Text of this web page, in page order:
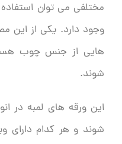
مختلفی می توان استفاده
وجود دارد. یکی از این
هایی از جنس چوب
شوند.
این ورقه های لمبه در
شوند و هر کدام دارای